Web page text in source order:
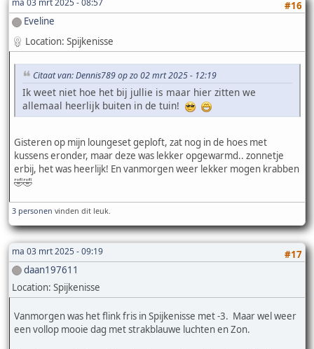
ma 03 mrt 2025 - 08:57
#16
Eveline
Location: Spijkenisse
Citaat van: Dennis789 op zo 02 mrt 2025 - 12:19
Ik weet niet hoe het bij jullie is maar hier zitten we
allemaal heerlijk buiten in de tuin!
Gisteren op mijn loungeset geploft, zat nog in de hoes met
kussens eronder, maar deze was lekker opgewarmd.. zonnetje
erbij, het was heerlijk! En vanmorgen weer lekker mogen krabben
🤣🤣
3 personen vinden dit leuk.
ma 03 mrt 2025 - 09:19
#17
daan197611
Location: Spijkenisse
Vanmorgen was het flink fris in Spijkenisse met -3. Maar wel weer
een vollop mooie dag met strakblauwe luchten en Zon.